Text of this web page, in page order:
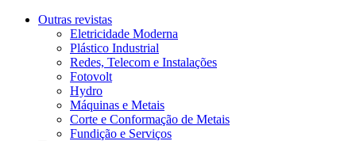
Outras revistas
Eletricidade Moderna
Plástico Industrial
Redes, Telecom e Instalações
Fotovolt
Hydro
Máquinas e Metais
Corte e Conformação de Metais
Fundição e Serviços